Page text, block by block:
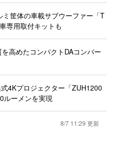
筐体の車載サブウーファー「T
専用取付キットも
高めたコンパクトDAコンバー
4Kプロジェクター「ZUH1200
ルーメンを実現
8/7 11:29 更新